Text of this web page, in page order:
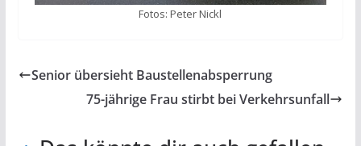
Fotos: Peter Nickl
Senior übersieht Baustellenabsperrung
75-jährige Frau stirbt bei Verkehrsunfall